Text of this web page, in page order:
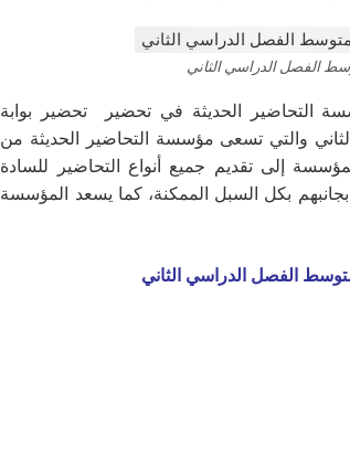
الفصل الدراسي الثاني
التحاضير الحديثة في تحضير تحضير بوابة
والتي تسعى مؤسسة التحاضير الحديثة من
إلى تقديم جميع أنواع التحاضير للسادة
بجانبهم بكل السبل الممكنة، كما يسعد المؤسسة
الفصل الدراسي الثاني